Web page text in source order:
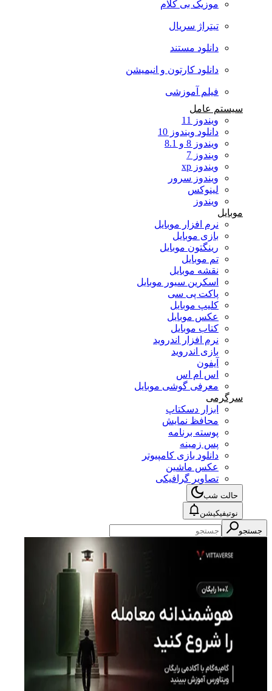
موزیک بی کلام
تیتراژ سریال
دانلود مستند
دانلود کارتون و انیمیشن
فیلم آموزشی
سیستم عامل
ویندوز 11
دانلود ویندوز 10
ویندوز 8 و 8.1
ویندوز 7
ویندوز xp
ویندوز سرور
لینوکس
ویندوز
موبایل
نرم افزار موبایل
بازی موبایل
رینگتون موبایل
تم موبایل
نقشه موبایل
اسکرین سیور موبایل
پاکت پی سی
کلیپ موبایل
عکس موبایل
کتاب موبایل
نرم افزار اندروید
بازی اندروید
آیفون
اس ام اس
معرفی گوشی موبایل
سرگرمی
ابزار دسکتاپ
محافظ نمایش
پوسته برنامه
پس زمینه
دانلود بازی کامپیوتر
عکس ماشین
تصاویر گرافیکی
حالت شب
نوتیفیکیشن
جستجو